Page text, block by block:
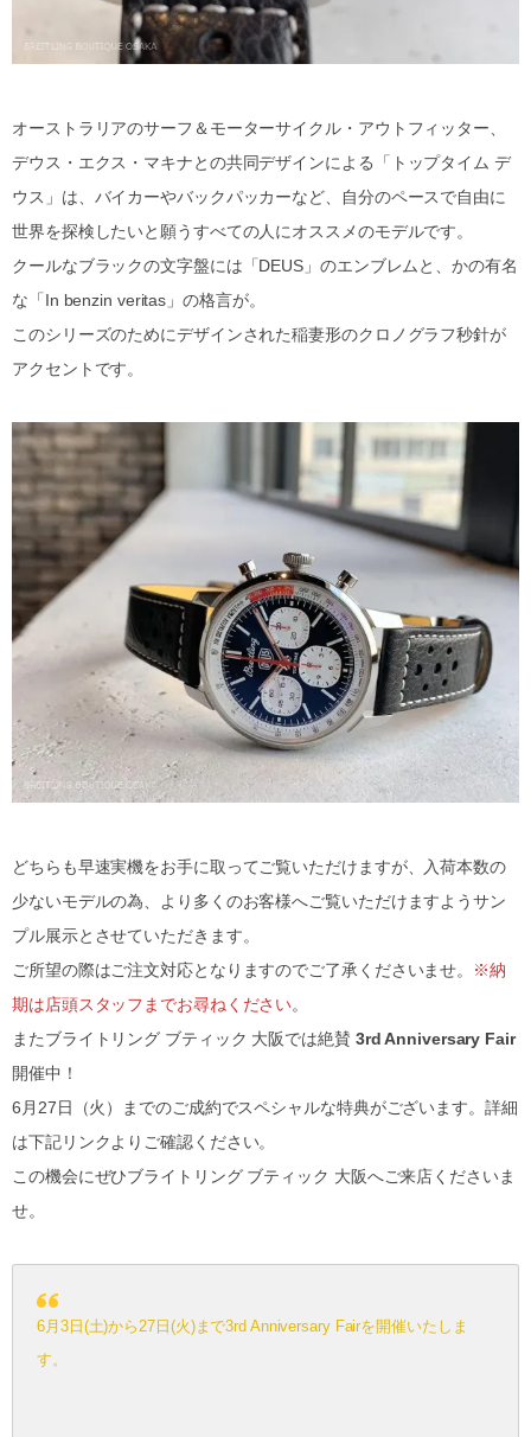
オーストラリアのサーフ＆モーターサイクル・アウトフィッター、
デウス・エクス・マキナとの共同デザインによる「トップタイム デ
ウス」は、バイカーやバックパッカーなど、自分のペースで自由に
世界を探検したいと願うすべての人にオススメのモデルです。
クールなブラックの文字盤には「DEUS」のエンブレムと、かの有名
な「In benzin veritas」の格言が。
このシリーズのためにデザインされた稲妻形のクロノグラフ秒針が
アクセントです。
どちらも早速実機をお手に取ってご覧いただけますが、入荷本数の
少ないモデルの為、より多くのお客様へご覧いただけますようサン
プル展示とさせていただきます。
ご所望の際はご注文対応となりますのでご了承くださいませ。
※納
期は店頭スタッフまでお尋ねください。
またブライトリング ブティック 大阪では絶賛 3rd Anniversary Fair
開催中！
6月27日（火）までのご成約でスペシャルな特典がございます。詳細
は下記リンクよりご確認ください。
この機会にぜひブライトリング ブティック 大阪へご来店くださいま
せ。
6月3日(土)から27日(火)まで3rd Anniversary Fairを開催いたしま
す。